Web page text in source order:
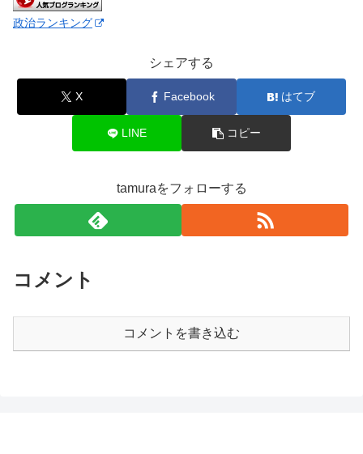
政治ランキング
シェアする
X Facebook はてブ
LINE コピー
tamuraをフォローする
コメント
コメントを書き込む